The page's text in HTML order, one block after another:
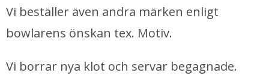
Vi beställer även andra märken enligt
bowlarens önskan tex. Motiv.
Vi borrar nya klot och servar begagnade.